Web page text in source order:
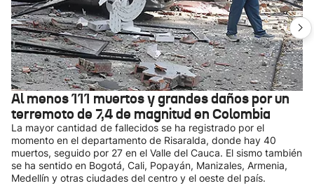
Al menos 111 muertos y grandes daños por un
terremoto de 7,4 de magnitud en Colombia
La mayor cantidad de fallecidos se ha registrado por el
momento en el departamento de Risaralda, donde hay 40
muertos, seguido por 27 en el Valle del Cauca. El sismo también
se ha sentido en Bogotá, Cali, Popayán, Manizales, Armenia,
Medellín y otras ciudades del centro y el oeste del país.